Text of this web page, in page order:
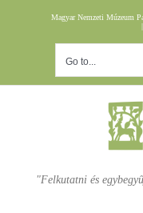
Magyar Nemzeti Múzeum
|
Go to...
"Felkutatni és